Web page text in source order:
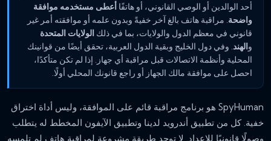
أحد الوالدين أو الوصي القانوني، أو هاتفًا أعطى مستخدمه موافقة
واضحة . مراقبة هاتف بالغ آخر خفيةً وبدون علمه أو موافقته أمر غير
قانوني في معظم الدول والولايات، بما في ذلك الولايات المتحدة
و الهند . وفي دول الخليج وبقية الدول العربية، تحقق أيضًا من قوانينك
المحلية وأنظمة الاتصالات قبل مراقبة أي جهاز. إذا لم تكن متأكدًا،
احصل على موافقة مالك الجهاز أو راجع قانونك المحلي أولًا.
SpyHuman هو برنامج مراقبة قائم على الموافقة، وليس أداة اختراق
خفية. كل من تطبيق أندرويد لدينا وتطبيق الآيفون المخطط له يتطلب
وصولًا قانونيًا للإعداد. لا توجد طريقة مشروعة لمراقبة هاتف لم تلمسه